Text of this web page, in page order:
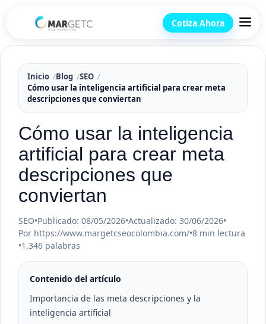
Cotiza Ahora
Inicio Blog
SEO
Cómo usar la inteligencia artificial para crear meta
descripciones que conviertan
Cómo usar la inteligencia
artificial para crear meta
descripciones que
conviertan
SEO•Publicado: 08/05/2026•Actualizado: 30/06/2026•
Por https://www.margetcseocolombia.com/•8 min lectura
•1,346 palabras
Contenido del artículo
Importancia de las meta descripciones y la
inteligencia artificial